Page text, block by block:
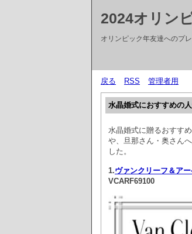
2024オリン
オリンピック年友達へのプ
戻る RSS 管理者用
水晶婚式におすすめの
水晶婚式に贈るおすす
や、旦那さん・奥さん
した。
1.ヴァンクリーフ＆ア
VCARF69100